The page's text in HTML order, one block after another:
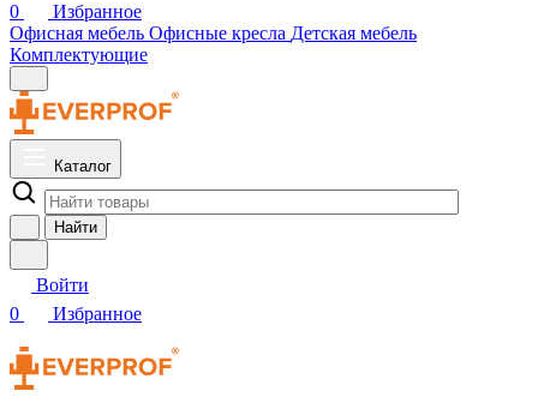
0
Избранное
Офисная мебель Офисные кресла Детская мебель
Комплектующие
Каталог
Найти
Войти
0
Избранное